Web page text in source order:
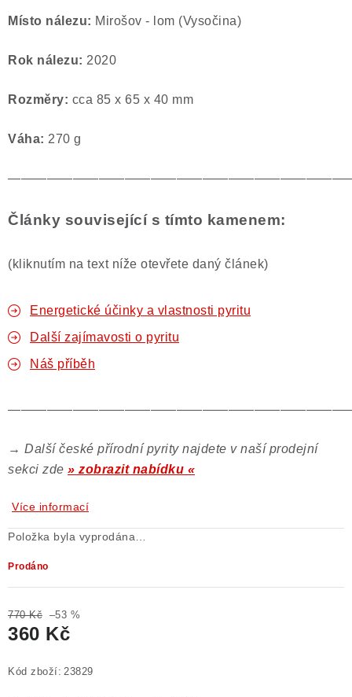
Místo nálezu: Mirošov - lom (Vysočina)
Rok nálezu: 2020
Rozměry: cca 85 x 65 x 40 mm
Váha: 270 g
Články související s tímto kamenem:
(kliknutím na text níže otevřete daný článek)
Energetické účinky a vlastnosti pyritu
Další zajímavosti o pyritu
Náš příběh
→ Další české přírodní pyrity najdete v naší prodejní
sekci zde » zobrazit nabídku «
Více informací
Položka byla vyprodána…
Prodáno
770 Kč –53 %
360 Kč
Kód zboží: 23829